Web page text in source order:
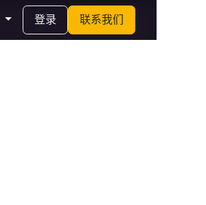
登录 联系我们